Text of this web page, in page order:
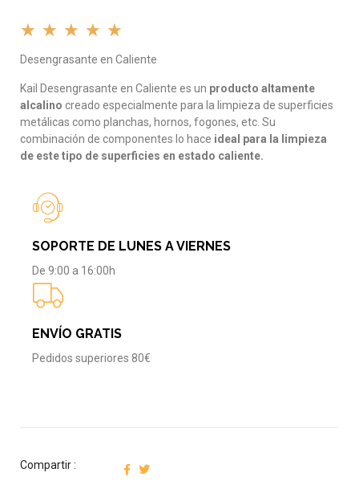
★ ★ ★ ★ ★
Desengrasante en Caliente
Kail Desengrasante en Caliente es un producto altamente
alcalino creado especialmente para la limpieza de superficies
metálicas como planchas, hornos, fogones, etc. Su
combinación de componentes lo hace ideal para la limpieza
de este tipo de superficies en estado caliente.
SOPORTE DE LUNES A VIERNES
De 9:00 a 16:00h
ENVÍO GRATIS
Pedidos superiores 80€
Compartir :